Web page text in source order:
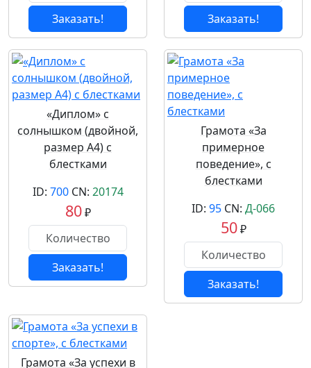
Заказать! Заказать!
«Диплом» с
солнышком (двойной,
размер А4) с
блестками
ID: 700CN: 20174
80₽
Заказать!
Грамота «За
примерное
поведение», с
блестками
ID: 95 CN: Д-066
50₽
Заказать!
Грамота «За успехи в